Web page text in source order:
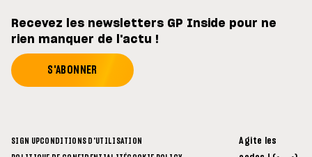
Recevez les newsletters GP Inside pour ne
rien manquer de l'actu !
S'ABONNER
SIGN UPCONDITIONS D'UTILISATION
Agite les